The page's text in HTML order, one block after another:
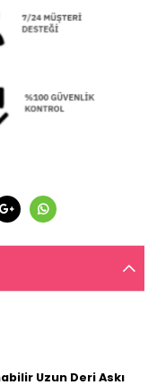
Uzun Deri Askı